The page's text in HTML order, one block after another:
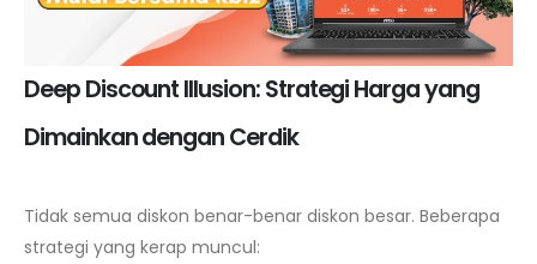
Deep Discount Illusion: Strategi Harga yang
Dimainkan dengan Cerdik
Tidak semua diskon benar-benar diskon besar. Beberapa
strategi yang kerap muncul: